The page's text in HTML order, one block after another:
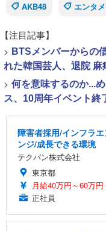
AKB48
エンタ
【注目記事】
> BTSメンバーからの
れた韓国芸人、退院
> 何を意味するのか...
ス、10周年イベント終
障害者採用/インフラ
ンジ/成長できる環境
テクバン株式会社
東京都
月給40万円～60万円
正社員